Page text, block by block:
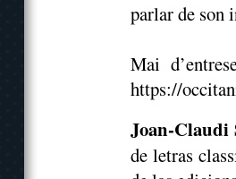
parlar de son
Mai
https://
Joan-Claudi
de letras